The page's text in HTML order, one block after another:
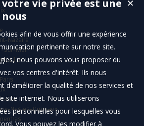
Nazaire
sur-Mer
Nesles-Ormeaux
✕
votre vie privée est une
afin de vous offrir une expérience
pertinente sur notre site.
nous pouvons vous proposer du
vos centres d'intérêt. Ils nous
d'améliorer la qualité de nos services et
site internet. Nous utiliserons
personnelles pour lesquelles vous
Vous pouvez les modifier à